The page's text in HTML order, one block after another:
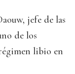
jefe de las
de los
libio en